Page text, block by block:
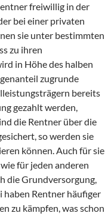
freiwillig in der
bei einer privaten
sie unter bestimmten
zu ihren
in Höhe des halben
zugrunde
bereits
gezahlt werden,
die Rentner über die
so werden sie
können. Auch für sie
für jeden anderen
die Grundversorgung,
haben Rentner häufiger
zu kämpfen, was schon